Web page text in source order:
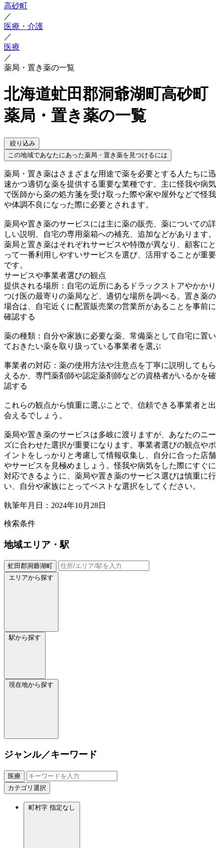
高砂町
／
医療・介護
／
医療
／
薬局・置き薬の一覧
北海道虻田郡洞爺湖町高砂町
薬局・置き薬の一覧
絞り込み
この地域であなたにあった薬局・置き薬を見つけるには
薬局・置き薬はさまざまな用途で薬を必要とする人たちに迅
速かつ適切な薬を提供する重要な業種です。主に怪我や病気
で医師から薬の処方箋を受け取った際や家や屋外などで怪我
や体調不良になった際に必要とされます。
薬局や置き薬のサービスには主に薬の販売、薬についての詳
しい説明、自宅の専用薬箱への補充、追加などがあります。
薬局と置き薬はそれぞれサービスや特徴が異なり、顧客にと
って一番利用しやすいサービスを選び、活用することが重要
です。
サービスや事業者選びの観点
提供される場所：自宅の近所にあるドラックストアやかかり
つけ医の最寄りの薬局など、適切な場所を調べる。置き薬の
場合は、自宅近くに配置販売業の営業所があることを事前に
確認する
薬の種類：自分や家族に必要な薬、常備薬として自宅に置い
ておきたい薬を取り扱っている事業者を選ぶ
事業者の対応：薬の使用方法や注意点を丁寧に説明してもら
えるか、専門薬剤師や認定薬剤師などの資格者がいるかを確
認する
これらの観点から慎重に選ぶことで、信頼できる事業者と出
会えるでしょう。
薬局や置き薬のサービスは多岐に渡りますが、あなたのニー
ズに合わせた選択が重要になります。事業者選びの観点やポ
イントをしっかりと考慮して情報収集し、自分に合った店舗
やサービスを見極めましょう。怪我や病気をした際にすぐに
対応できるように、薬局や置き薬のサービス選びは慎重に行
い、自分や家族にとってベストな選択をしてください。
執筆年月日：2024年10月28日
検索条件
地域エリア・駅
虻田郡洞爺湖町
エリアから探す
駅から探す
現在地から探す
ジャンル／キーワード
医療
カテゴリ選択
町村字 指定なし